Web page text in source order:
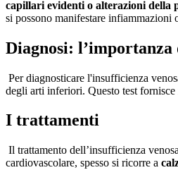
capillari evidenti o alterazioni della
si possono manifestare infiammazioni
Diagnosi:
Per diagnosticare l'insufficienza
degli arti inferiori. Questo test
I trattamenti
Il trattamento dell’insufficienza
cardiovascolare, spesso si ricorre a